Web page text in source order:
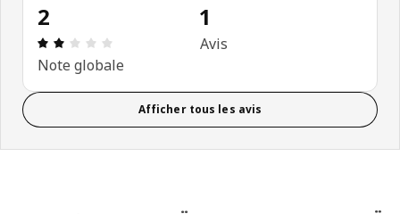
2
Avis: 2 sur 5 étoiles Nombre total d'avis: 1
Note globale
1
Avis
Afficher tous les avis